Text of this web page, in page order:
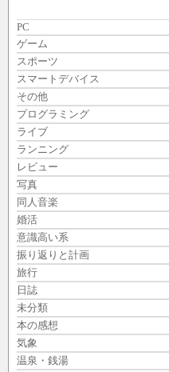
PC
ゲーム
スポーツ
スマートデバイス
その他
プログラミング
ライブ
ランニング
レビュー
写真
同人音楽
婚活
意識高い系
振り返りと計画
旅行
日誌
未分類
本の感想
気象
温泉・銭湯